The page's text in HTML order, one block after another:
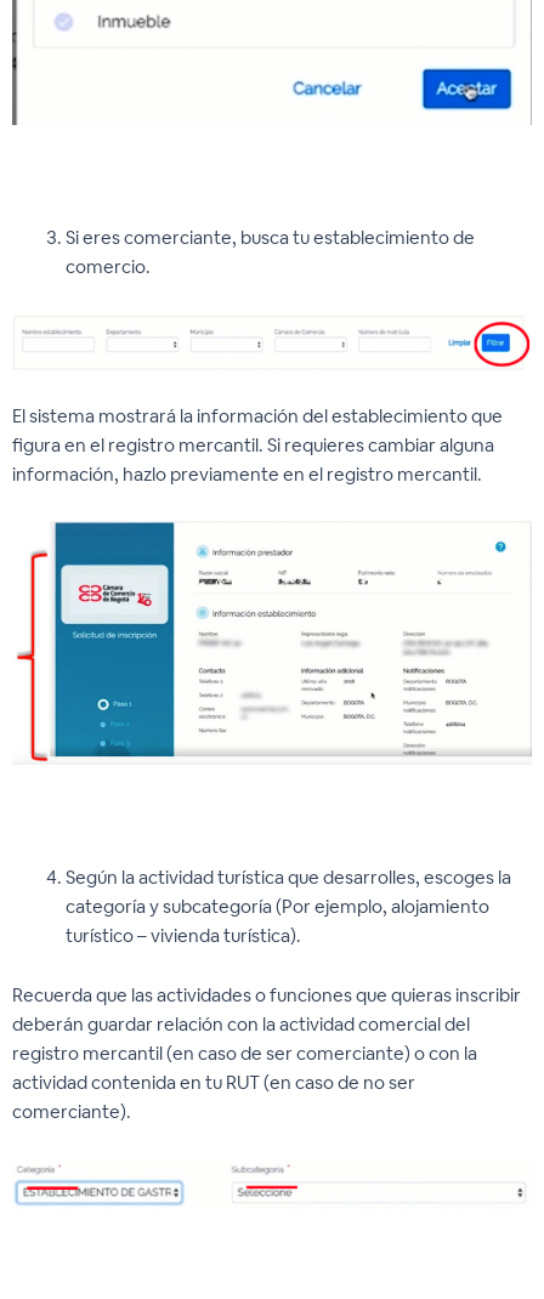
Si eres comerciante, busca tu establecimiento de
comercio.
El sistema mostrará la información del establecimiento que
figura en el registro mercantil. Si requieres cambiar alguna
información, hazlo previamente en el registro mercantil.
Según la actividad turística que desarrolles, escoges la
categoría y subcategoría (Por ejemplo, alojamiento
turístico – vivienda turística).
Recuerda que las actividades o funciones que quieras inscribir
deberán guardar relación con la actividad comercial del
registro mercantil (en caso de ser comerciante) o con la
actividad contenida en tu RUT (en caso de no ser
comerciante).